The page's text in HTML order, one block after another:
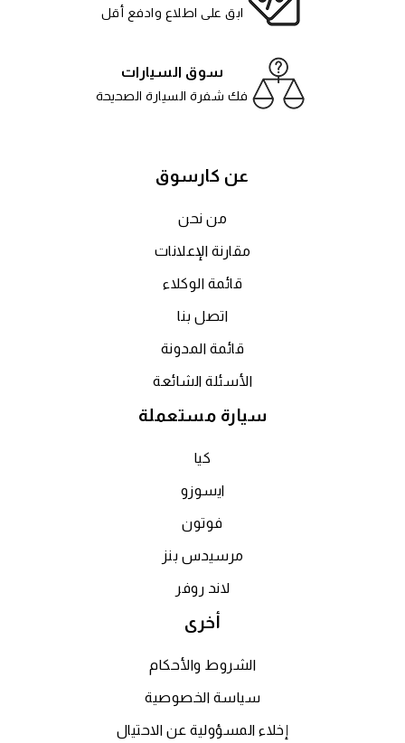
ابق على اطلاع وادفع أقل
سوق السيارات
فك شفرة السيارة الصحيحة
عن كارسوق
من نحن
مقارنة الإعلانات
قائمة الوكلاء
اتصل بنا
قائمة المدونة
الأسئلة الشائعة
سيارة مستعملة
كيا
ايسوزو
فوتون
مرسيدس بنز
لاند روفر
أخرى
الشروط والأحكام
سياسة الخصوصية
إخلاء المسؤولية عن الاحتيال